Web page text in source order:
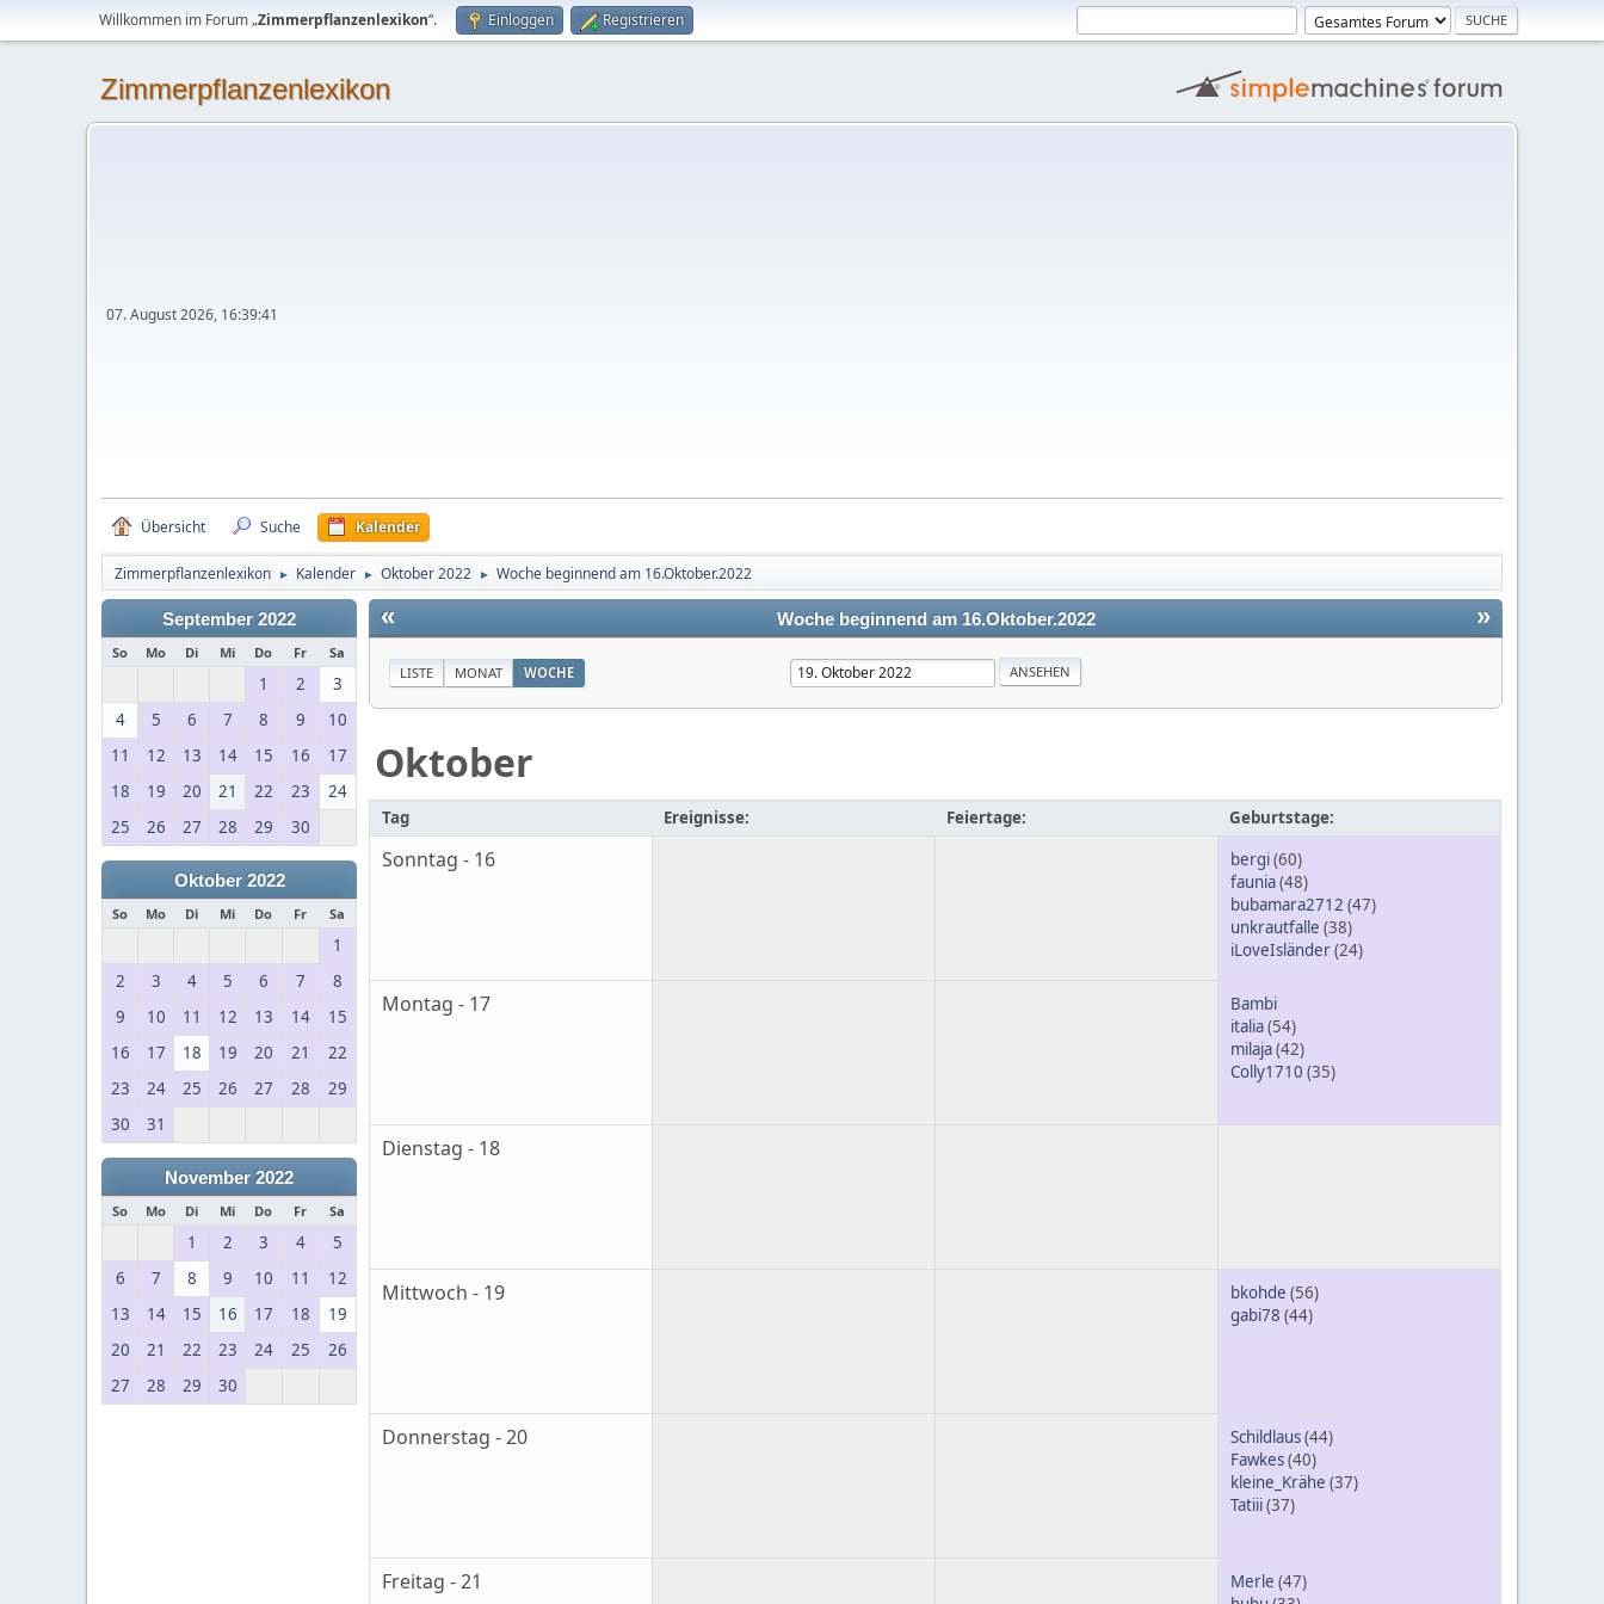
Willkommen im Forum „Zimmerpflanzenlexikon“. Einloggen Registrieren
Zimmerpflanzenlexikon
07. August 2026, 16:39:41
Übersicht Suche Kalender
Zimmerpflanzenlexikon ► Kalender ► Oktober 2022 ► Woche beginnend am 16.Oktober.2022
September 2022
So Mo Di Mi Do Fr Sa
1 2
3
4
5 6 7 8 9
10
11
12 13 14 15 16
17
18
19 20 21 22 23
24
25
26 27 28 29 30
Oktober 2022
So Mo Di Mi Do Fr Sa
1
2
3 4 5 6 7
8
9
10 11 12 13 14
15
16
17 18 19 20 21
22
23
24 25 26 27 28
29
30
31
November 2022
So Mo Di Mi Do Fr Sa
1 2 3 4
5
6
7 8 9 10 11
12
13
14 15 16 17 18
19
20
21 22 23 24 25
26
27
28 29 30
« »
Woche beginnend am 16.Oktober.2022
LISTE MONAT WOCHE
Oktober
Tag Ereignisse: Feiertage: Geburtstage:
Sonntag - 16 bergi(60)
faunia(48)
bubamara2712 (47)
unkrautfalle (38)
iLoveIsländer(24)
Montag - 17
Bambi
italia(54)
milaja(42)
Colly1710 (35)
Dienstag - 18
Mittwoch - 19 bkohde (56)
gabi78 (44)
Donnerstag - 20 Schildlaus(44)
Fawkes(40)
kleine_Krähe (37)
Tatiii(37)
Freitag - 21 Merle (47)